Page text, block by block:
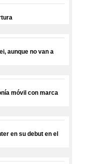
aunque no van a
móvil con marca
en su debut en el